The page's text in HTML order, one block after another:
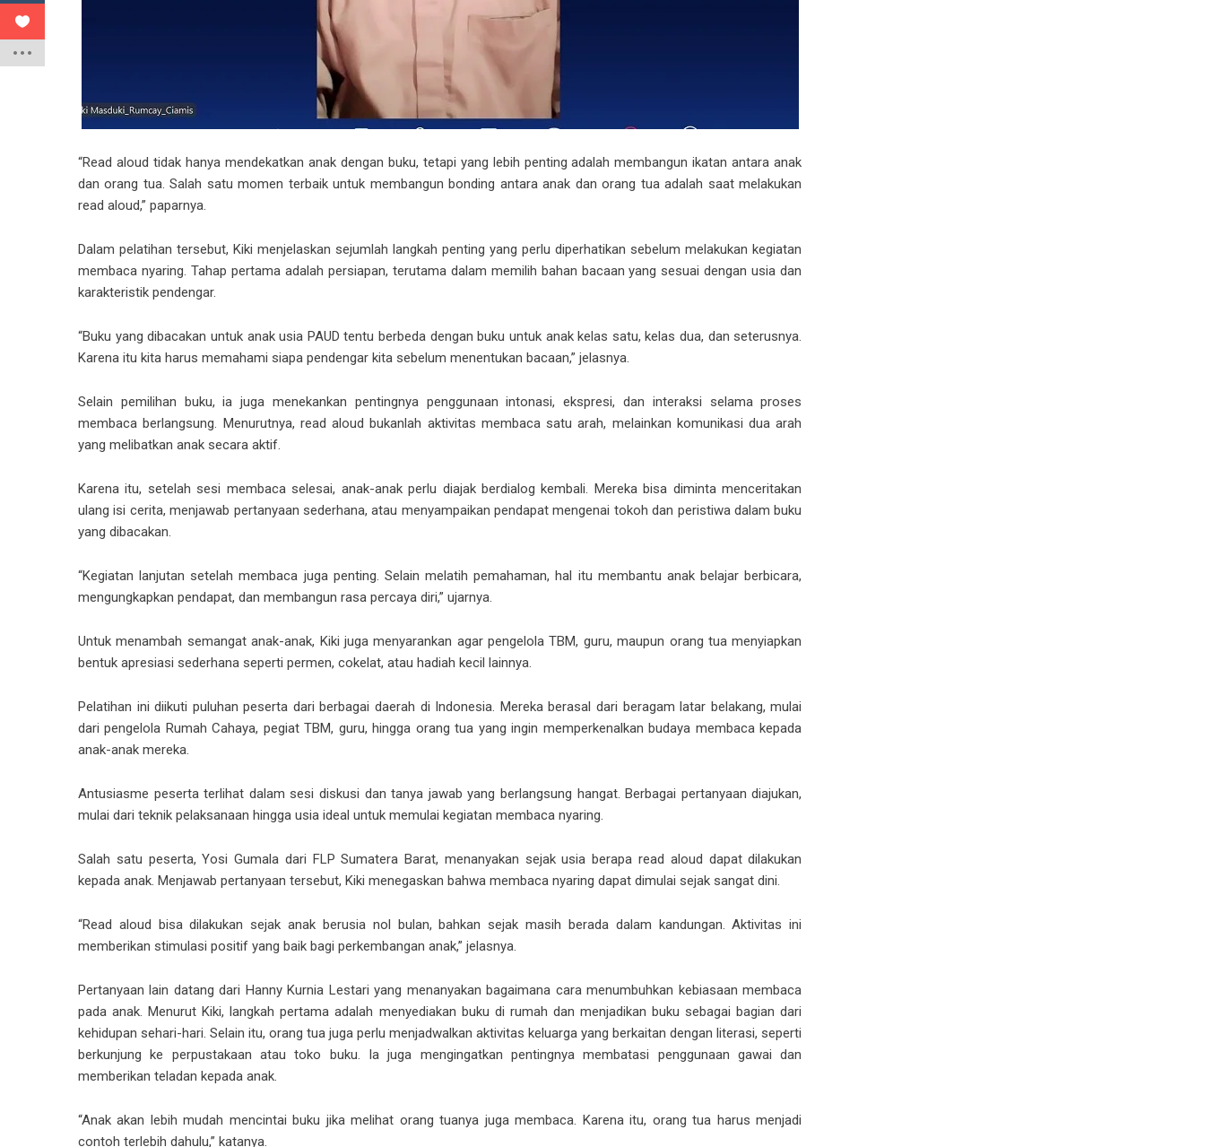
“Read aloud tidak hanya mendekatkan anak dengan buku, tetapi yang lebih penting adalah membangun ikatan antara anak
dan orang tua. Salah satu momen terbaik untuk membangun bonding antara anak dan orang tua adalah saat melakukan
read aloud,” paparnya.
Dalam pelatihan tersebut, Kiki menjelaskan sejumlah langkah penting yang perlu diperhatikan sebelum melakukan kegiatan
membaca nyaring. Tahap pertama adalah persiapan, terutama dalam memilih bahan bacaan yang sesuai dengan usia dan
karakteristik pendengar.
“Buku yang dibacakan untuk anak usia PAUD tentu berbeda dengan buku untuk anak kelas satu, kelas dua, dan seterusnya.
Karena itu kita harus memahami siapa pendengar kita sebelum menentukan bacaan,” jelasnya.
Selain pemilihan buku, ia juga menekankan pentingnya penggunaan intonasi, ekspresi, dan interaksi selama proses
membaca berlangsung. Menurutnya, read aloud bukanlah aktivitas membaca satu arah, melainkan komunikasi dua arah
yang melibatkan anak secara aktif.
Karena itu, setelah sesi membaca selesai, anak-anak perlu diajak berdialog kembali. Mereka bisa diminta menceritakan
ulang isi cerita, menjawab pertanyaan sederhana, atau menyampaikan pendapat mengenai tokoh dan peristiwa dalam buku
yang dibacakan.
“Kegiatan lanjutan setelah membaca juga penting. Selain melatih pemahaman, hal itu membantu anak belajar berbicara,
mengungkapkan pendapat, dan membangun rasa percaya diri,” ujarnya.
Untuk menambah semangat anak-anak, Kiki juga menyarankan agar pengelola TBM, guru, maupun orang tua menyiapkan
bentuk apresiasi sederhana seperti permen, cokelat, atau hadiah kecil lainnya.
Pelatihan ini diikuti puluhan peserta dari berbagai daerah di Indonesia. Mereka berasal dari beragam latar belakang, mulai
dari pengelola Rumah Cahaya, pegiat TBM, guru, hingga orang tua yang ingin memperkenalkan budaya membaca kepada
anak-anak mereka.
Antusiasme peserta terlihat dalam sesi diskusi dan tanya jawab yang berlangsung hangat. Berbagai pertanyaan diajukan,
mulai dari teknik pelaksanaan hingga usia ideal untuk memulai kegiatan membaca nyaring.
Salah satu peserta, Yosi Gumala dari FLP Sumatera Barat, menanyakan sejak usia berapa read aloud dapat dilakukan
kepada anak. Menjawab pertanyaan tersebut, Kiki menegaskan bahwa membaca nyaring dapat dimulai sejak sangat dini.
“Read aloud bisa dilakukan sejak anak berusia nol bulan, bahkan sejak masih berada dalam kandungan. Aktivitas ini
memberikan stimulasi positif yang baik bagi perkembangan anak,” jelasnya.
Pertanyaan lain datang dari Hanny Kurnia Lestari yang menanyakan bagaimana cara menumbuhkan kebiasaan membaca
pada anak. Menurut Kiki, langkah pertama adalah menyediakan buku di rumah dan menjadikan buku sebagai bagian dari
kehidupan sehari-hari. Selain itu, orang tua juga perlu menjadwalkan aktivitas keluarga yang berkaitan dengan literasi, seperti
berkunjung ke perpustakaan atau toko buku. Ia juga mengingatkan pentingnya membatasi penggunaan gawai dan
memberikan teladan kepada anak.
“Anak akan lebih mudah mencintai buku jika melihat orang tuanya juga membaca. Karena itu, orang tua harus menjadi
contoh terlebih dahulu,” katanya.